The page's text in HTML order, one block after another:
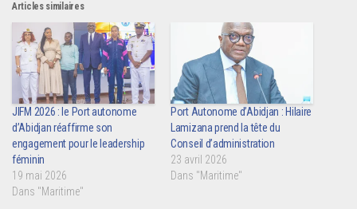
Articles similaires
JIFM 2026 : le Port autonome
d’Abidjan réaffirme son
engagement pour le leadership
féminin
19 mai 2026
Dans "Maritime"
Port Autonome d’Abidjan : Hilaire
Lamizana prend la tête du
Conseil d’administration
23 avril 2026
Dans "Maritime"